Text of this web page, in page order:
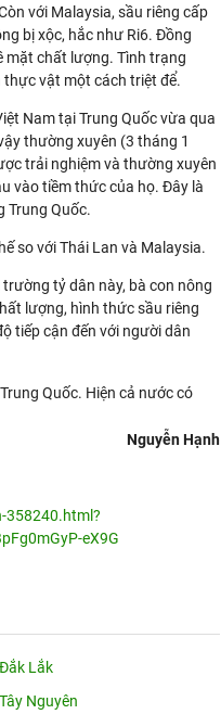
với Malaysia, sầu riêng cấp
bị xộc, hắc như Ri6. Đồng
mặt chất lượng. Tình trạng
thực vật một cách triệt để.
Nam tại Trung Quốc vừa qua
thường xuyên (3 tháng 1
trải nghiệm và thường xuyên
vào tiềm thức của họ. Đây là
Trung Quốc.
so với Thái Lan và Malaysia.
tỷ dân này, bà con nông
lượng, hình thức sầu riêng
tiếp cận đến với người dân
Quốc. Hiện cả nước có
Nguyễn Hạnh
358240.html?
eX9G
Lắk
Nguyên